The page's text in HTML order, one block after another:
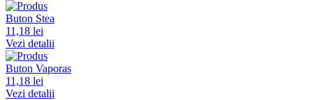
Buton Stea
11,18 lei
Vezi detalii
Buton Vaporas
11,18 lei
Vezi detalii